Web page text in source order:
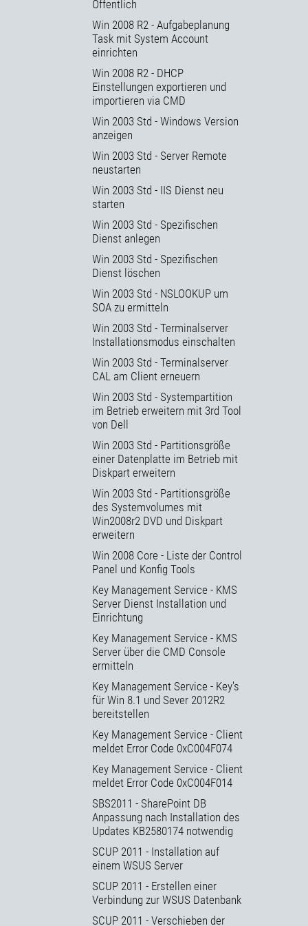
Öffentlich
Win 2008 R2 - Aufgabeplanung
Task mit System Account
einrichten
Win 2008 R2 - DHCP
Einstellungen exportieren und
importieren via CMD
Win 2003 Std - Windows Version
anzeigen
Win 2003 Std - Server Remote
neustarten
Win 2003 Std - IIS Dienst neu
starten
Win 2003 Std - Spezifischen
Dienst anlegen
Win 2003 Std - Spezifischen
Dienst löschen
Win 2003 Std - NSLOOKUP um
SOA zu ermitteln
Win 2003 Std - Terminalserver
Installationsmodus einschalten
Win 2003 Std - Terminalserver
CAL am Client erneuern
Win 2003 Std - Systempartition
im Betrieb erweitern mit 3rd Tool
von Dell
Win 2003 Std - Partitionsgröße
einer Datenplatte im Betrieb mit
Diskpart erweitern
Win 2003 Std - Partitionsgröße
des Systemvolumes mit
Win2008r2 DVD und Diskpart
erweitern
Win 2008 Core - Liste der Control
Panel und Konfig Tools
Key Management Service - KMS
Server Dienst Installation und
Einrichtung
Key Management Service - KMS
Server über die CMD Console
ermitteln
Key Management Service - Key's
für Win 8.1 und Sever 2012R2
bereitstellen
Key Management Service - Client
meldet Error Code 0xC004F074
Key Management Service - Client
meldet Error Code 0xC004F014
SBS2011 - SharePoint DB
Anpassung nach Installation des
Updates KB2580174 notwendig
SCUP 2011 - Installation auf
einem WSUS Server
SCUP 2011 - Erstellen einer
Verbindung zur WSUS Datenbank
SCUP 2011 - Verschieben der